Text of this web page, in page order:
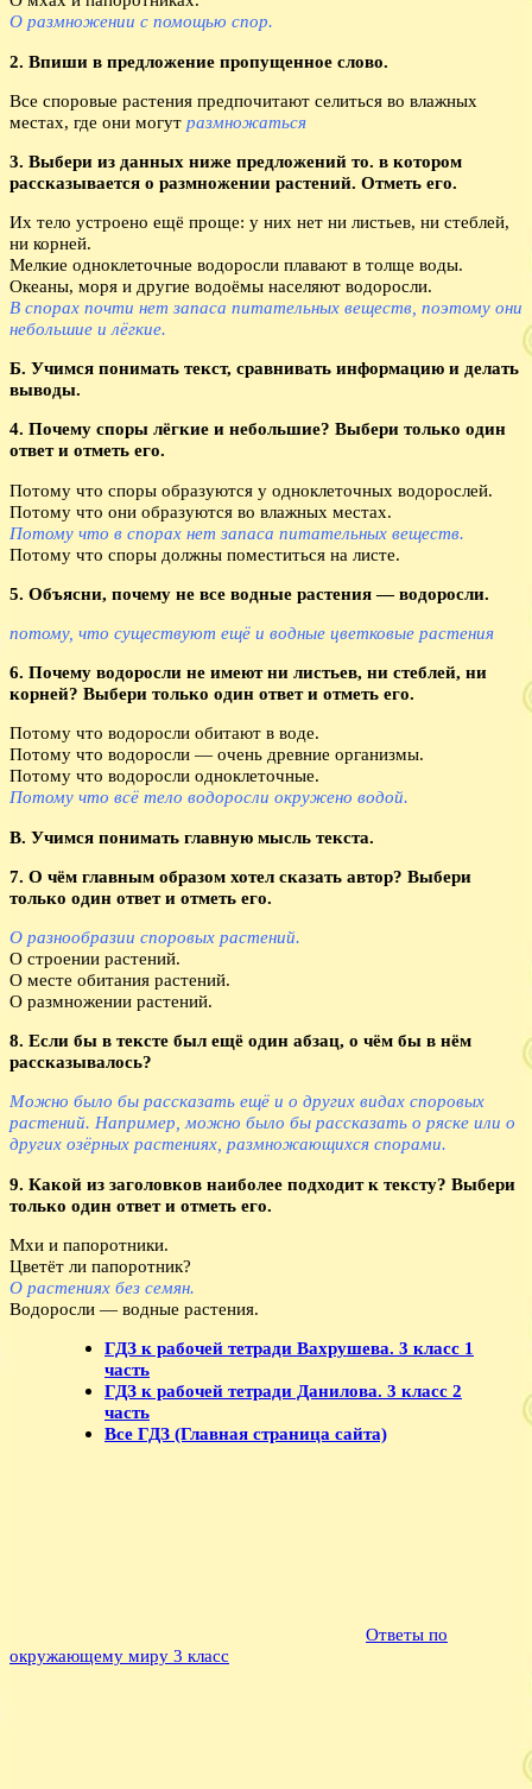
О размножении с помощью спор.
2. Впиши в предложение пропущенное слово.
Все споровые растения предпочитают селиться во влажных
местах, где они могут размножаться
3. Выбери из данных ниже предложений то. в котором
рассказывается о размножении растений. Отметь его.
Их тело устроено ещё проще: у них нет ни листьев, ни стеблей,
ни корней.
Мелкие одноклеточные водоросли плавают в толще воды.
Океаны, моря и другие водоёмы населяют водоросли.
В спорах почти нет запаса питательных веществ, поэтому они
небольшие и лёгкие.
Б. Учимся понимать текст, сравнивать информацию и делать
выводы.
4. Почему споры лёгкие и небольшие? Выбери только один
ответ и отметь его.
Потому что споры образуются у одноклеточных водорослей.
Потому что они образуются во влажных местах.
Потому что в спорах нет запаса питательных веществ.
Потому что споры должны поместиться на листе.
5. Объясни, почему не все водные растения — водоросли.
потому, что существуют ещё и водные цветковые растения
6. Почему водоросли не имеют ни листьев, ни стеблей, ни
корней? Выбери только один ответ и отметь его.
Потому что водоросли обитают в воде.
Потому что водоросли — очень древние организмы.
Потому что водоросли одноклеточные.
Потому что всё тело водоросли окружено водой.
В. Учимся понимать главную мысль текста.
7. О чём главным образом хотел сказать автор? Выбери
только один ответ и отметь его.
О разнообразии споровых растений.
О строении растений.
О месте обитания растений.
О размножении растений.
8. Если бы в тексте был ещё один абзац, о чём бы в нём
рассказывалось?
Можно было бы рассказать ещё и о других видах споровых
растений. Например, можно было бы рассказать о ряске или о
других озёрных растениях, размножающихся спорами.
9. Какой из заголовков наиболее подходит к тексту? Выбери
только один ответ и отметь его.
Мхи и папоротники.
Цветёт ли папоротник?
О растениях без семян.
Водоросли — водные растения.
ГДЗ к рабочей тетради Вахрушева. 3 класс 1
часть
ГДЗ к рабочей тетради Данилова. 3 класс 2
часть
Все ГДЗ (Главная страница сайта)
Ответы по
окружающему миру 3 класс